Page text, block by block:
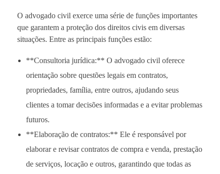
O advogado civil exerce uma série de funções importantes
que garantem a proteção dos direitos civis em diversas
situações. Entre as principais funções estão:
**Consultoria jurídica:** O advogado civil oferece
orientação sobre questões legais em contratos,
propriedades, família, entre outros, ajudando seus
clientes a tomar decisões informadas e a evitar problemas
futuros.
**Elaboração de contratos:** Ele é responsável por
elaborar e revisar contratos de compra e venda, prestação
de serviços, locação e outros, garantindo que todas as